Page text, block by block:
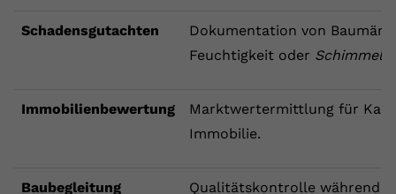
Schadensgutachten
Dokumentation von
Feuchtigkeit oder Schimmel
Immobilienbewertung
Marktwertermittlung für
Immobilie.
Baubegleitung Qualitätskontrolle während